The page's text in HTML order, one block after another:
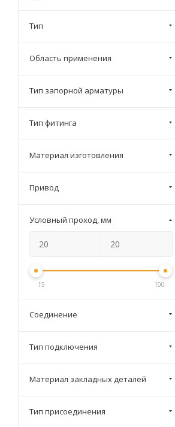
завод
Enolgas
Тип
Область применения
Тип запорной арматуры
Тип фитинга
Материал изготовления
Привод
Условный проход, мм
15 100
Соединение
Тип подключения
Материал закладных деталей
Тип присоединения